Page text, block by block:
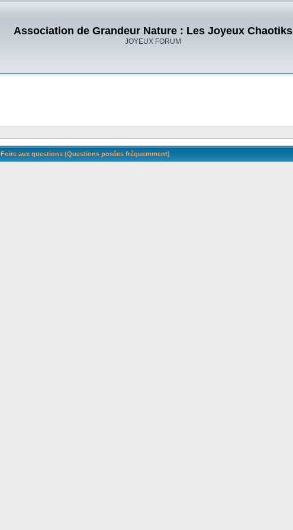
Association de Grandeur Nature : Les Joyeux Chaotiks
JOYEUX FORUM
Foire aux questions (Questions posées fréquemment)